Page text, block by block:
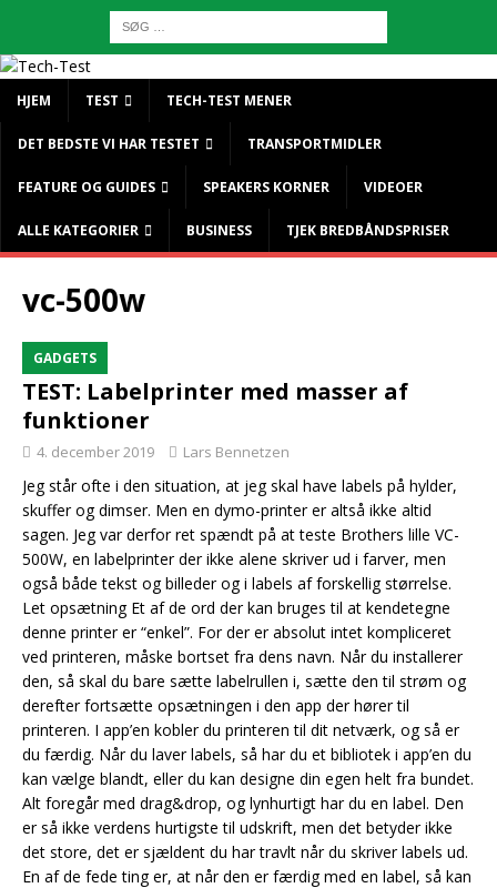
HJEM TEST TECH-TEST MENER
DET BEDSTE VI HAR TESTET TRANSPORTMIDLER
FEATURE OG GUIDES SPEAKERS KORNER VIDEOER
ALLE KATEGORIER BUSINESS TJEK BREDBÅNDSPRISER
vc-500w
GADGETS
TEST: Labelprinter med masser af
funktioner
4. december 2019 Lars Bennetzen
Jeg står ofte i den situation, at jeg skal have labels på hylder,
skuffer og dimser. Men en dymo-printer er altså ikke altid
sagen. Jeg var derfor ret spændt på at teste Brothers lille VC-
500W, en labelprinter der ikke alene skriver ud i farver, men
også både tekst og billeder og i labels af forskellig størrelse.
Let opsætning Et af de ord der kan bruges til at kendetegne
denne printer er “enkel”. For der er absolut intet kompliceret
ved printeren, måske bortset fra dens navn. Når du installerer
den, så skal du bare sætte labelrullen i, sætte den til strøm og
derefter fortsætte opsætningen i den app der hører til
printeren. I app’en kobler du printeren til dit netværk, og så er
du færdig. Når du laver labels, så har du et bibliotek i app’en du
kan vælge blandt, eller du kan designe din egen helt fra bundet.
Alt foregår med drag&drop, og lynhurtigt har du en label. Den
er så ikke verdens hurtigste til udskrift, men det betyder ikke
det store, det er sjældent du har travlt når du skriver labels ud.
En af de fede ting er, at når den er færdig med en label, så kan